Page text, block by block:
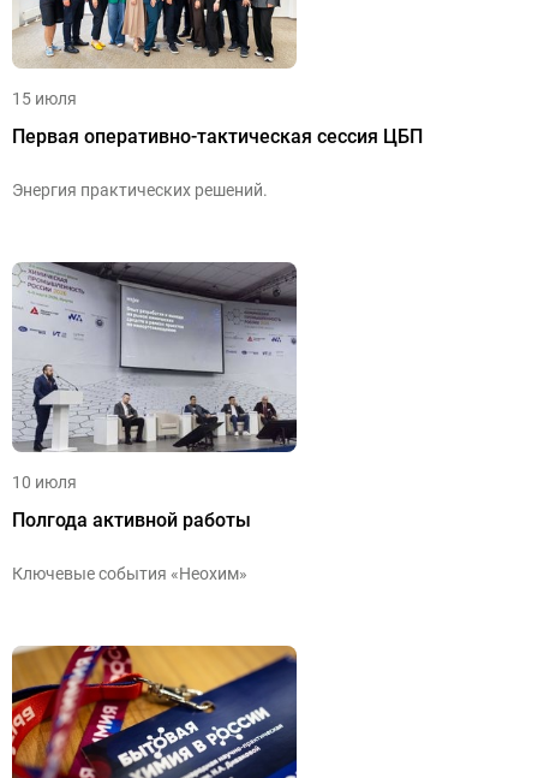
15 июля
Первая оперативно-тактическая сессия ЦБП
Энергия практических решений.
10 июля
Полгода активной работы
Ключевые события «Неохим»